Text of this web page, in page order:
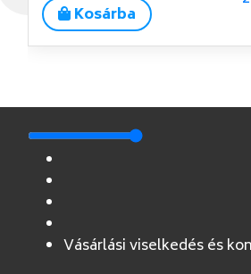
Kosárba
Vásárlási viselkedés és